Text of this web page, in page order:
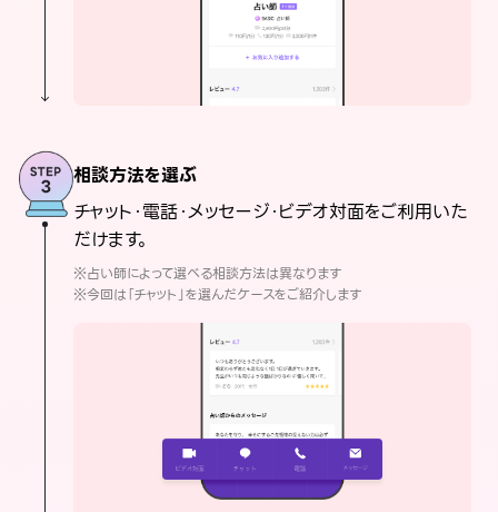
相談方法を選ぶ
チャット・電話・メッセージ・ビデオ対面をご利用いた
だけます。
※占い師によって選べる相談方法は異なります
※今回は「チャット」を選んだケースをご紹介します